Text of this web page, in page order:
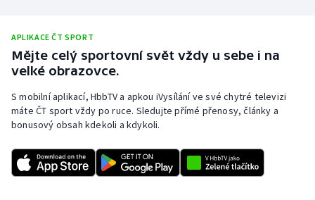
Rychlobruslení
Rychlostní kanoistika
Short track
Stolní tenis
APLIKACE ČT SPORT
Mějte celý sportovní svět vždy u sebe i na
velké obrazovce.
S mobilní aplikací, HbbTV a apkou iVysílání ve své chytré televizi
máte ČT sport vždy po ruce. Sledujte přímé přenosy, články a
bonusový obsah kdekoli a kdykoli.